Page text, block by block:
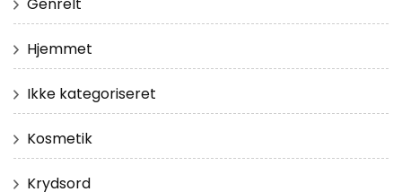
Genrelt
Hjemmet
Ikke kategoriseret
Kosmetik
Krydsord